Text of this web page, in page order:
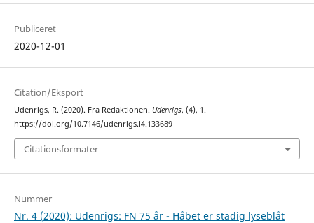
Publiceret
2020-12-01
Citation/Eksport
Udenrigs, R. (2020). Fra Redaktionen. Udenrigs, (4), 1.
https://doi.org/10.7146/udenrigs.i4.133689
Citationsformater
Nummer
Nr. 4 (2020): Udenrigs: FN 75 år - Håbet er stadig lyseblåt